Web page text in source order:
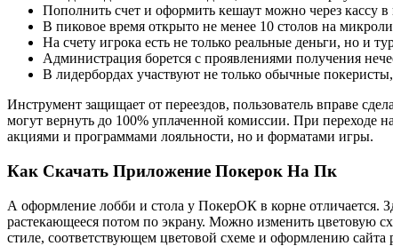
Пополнить счет и оформить кешаут можно через кассу
В пиковое время открыто не менее 10 столов на
На счету игрока есть не только реальные деньги, но и
Администрация борется с проявлениями получения
В лидербордах участвуют не только обычные
Инструмент защищает от переездов, пользователь вправе
могут вернуть до 100% уплаченной комиссии. При переходе
акциями и программами лояльности, но и форматами игры.
Как Скачать Приложение Покерок На Пк
А оформление лобби и стола у ПокерОК в корне отличается.
растекающееся потом по экрану. Можно изменить цветовую
стиле, соответствующем цветовой схеме и оформлению